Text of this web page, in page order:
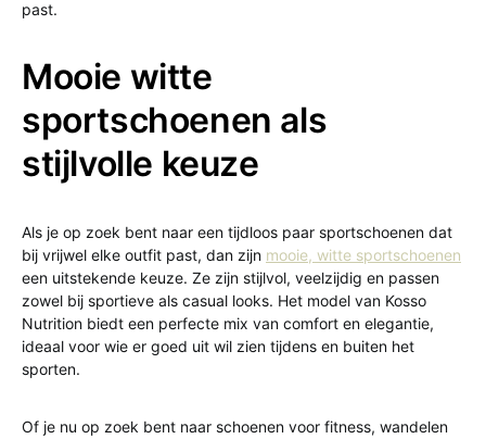
past.
Mooie witte
sportschoenen als
stijlvolle keuze
Als je op zoek bent naar een tijdloos paar sportschoenen dat
bij vrijwel elke outfit past, dan zijn mooie, witte sportschoenen
een uitstekende keuze. Ze zijn stijlvol, veelzijdig en passen
zowel bij sportieve als casual looks. Het model van Kosso
Nutrition biedt een perfecte mix van comfort en elegantie,
ideaal voor wie er goed uit wil zien tijdens en buiten het
sporten.
Of je nu op zoek bent naar schoenen voor fitness, wandelen